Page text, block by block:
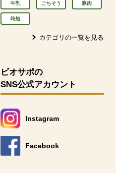
牛乳 ごちそう 豚肉
時短
カテゴリの一覧を見る
ビオサポの
SNS公式アカウント
Instagram
別のウィンドウで開きます。
Facebook
別のウィンドウで開きます。